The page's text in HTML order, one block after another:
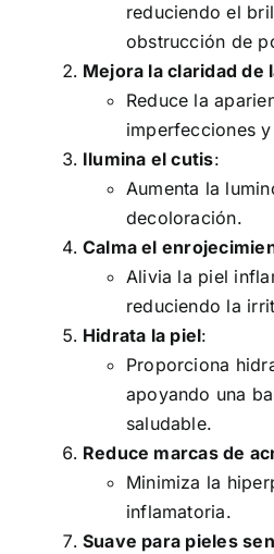
reduciendo el
obstrucción de
Mejora la claridad de
Reduce la
imperfecciones
Ilumina el cutis:
Aumenta la
decoloración.
Calma el
Alivia la piel
reduciendo la
Hidrata la piel:
Proporciona
apoyando una
saludable.
Reduce marcas de
Minimiza la
inflamatoria.
Suave para pieles